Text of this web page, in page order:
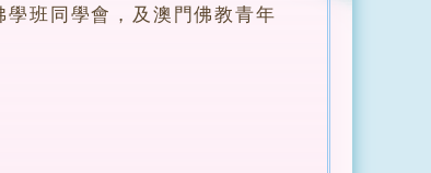
班同學會，及澳門佛教青年